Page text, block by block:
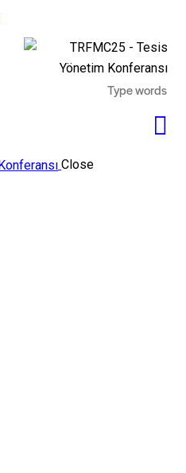
Close